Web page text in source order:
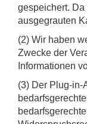
gespeichert.
ausgegrauten
(2) Wir haben
Zwecke der
Informationen
(3) Der Plug-in-